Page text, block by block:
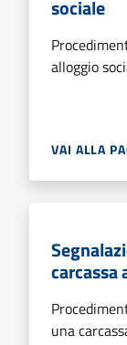
sociale
alloggio
VAI ALLA
carcassa
una